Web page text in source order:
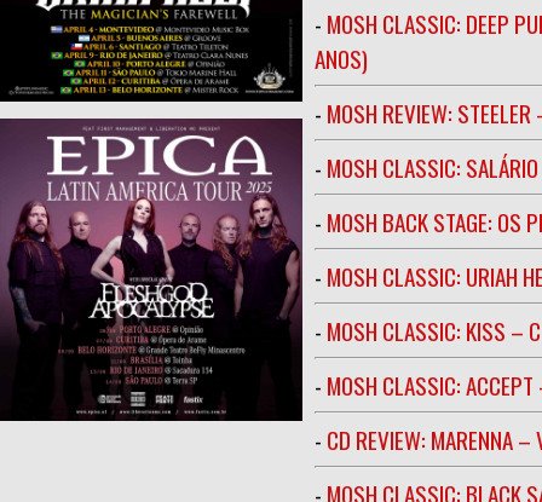
- MOSH CLASSIC: DEEP
ANOS)
- MOSH REVIEW: STEELER
- MOSH CLASSIC:
- MOSH BACK STAGE: OS
- MOSH CLASSIC: URIAH
- MOSH CLASSIC: KISS –
- MOSH CLASSIC:
- CD REVIEW: MARENNA –
- MOSH CLASSIC: BLACK